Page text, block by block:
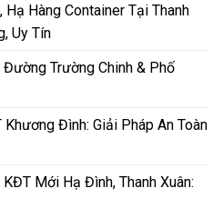
Hàng Container Tại Thanh
Uy Tín
Trường Chinh & Phố
Đình: Giải Pháp An Toàn
Mới Hạ Đình, Thanh Xuân: